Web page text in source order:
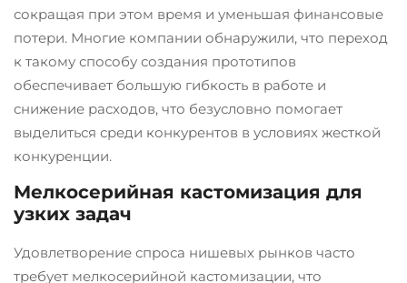
сокращая при этом время и уменьшая финансовые
потери. Многие компании обнаружили, что переход
к такому способу создания прототипов
обеспечивает большую гибкость в работе и
снижение расходов, что безусловно помогает
выделиться среди конкурентов в условиях жесткой
конкуренции.
Мелкосерийная кастомизация для
узких задач
Удовлетворение спроса нишевых рынков часто
требует мелкосерийной кастомизации, что